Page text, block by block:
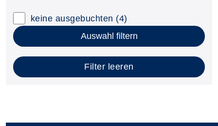
keine ausgebuchten (4)
Auswahl filtern
Filter leeren